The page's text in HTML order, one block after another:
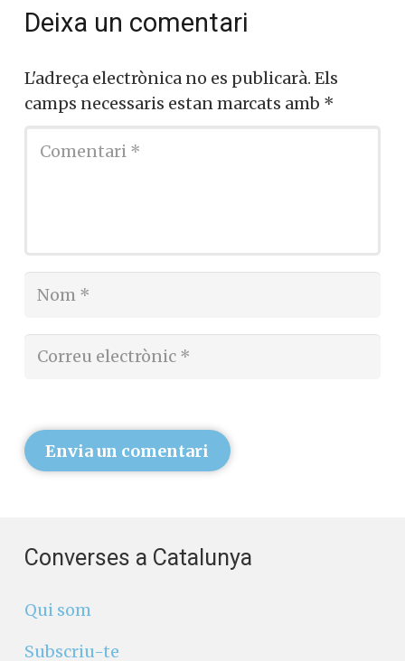
Deixa un comentari
L'adreça electrònica no es publicarà. Els
camps necessaris estan marcats amb *
Envia un comentari
Converses a Catalunya
Qui som
Subscriu-te